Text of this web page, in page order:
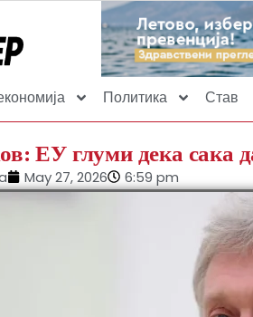
Политика Став
ЕУ глуми дека сака
May 27, 2026 6:59 pm